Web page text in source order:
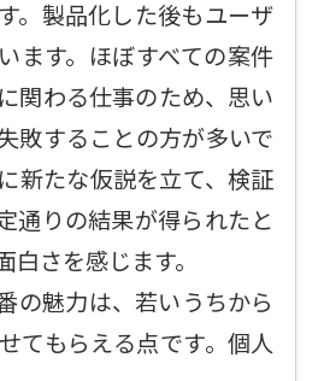
。製品化した後もユーザ
ます。ほぼすべての案件
関わる仕事のため、思い
敗することの方が多いで
新たな仮説を立て、検証
通りの結果が得られたと
白さを感じます。
の魅力は、若いうちから
てもらえる点です。個人